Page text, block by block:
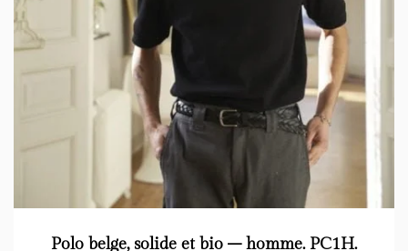
Polo belge, solide et bio – homme. PC1H.